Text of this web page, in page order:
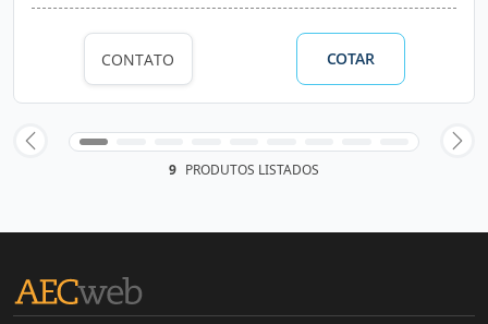
CONTATO COTAR
9 PRODUTOS LISTADOS